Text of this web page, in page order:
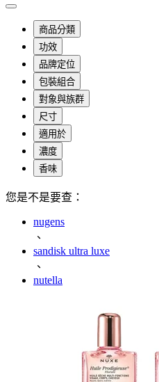
商品分類
功效
品牌定位
包裝組合
對象與族群
尺寸
適用於
濃度
香味
您是不是要查：
nugens
、
sandisk ultra luxe
、
nutella